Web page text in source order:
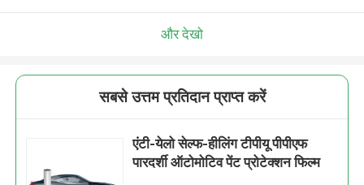
और देखो
सबसे उत्तम प्रतिदान प्राप्त करें
एंटी-येलो सेल्फ-हीलिंग टीपीयू पीपीएफ
पारदर्शी ऑटोमोटिव पेंट प्रोटेक्शन फिल्म